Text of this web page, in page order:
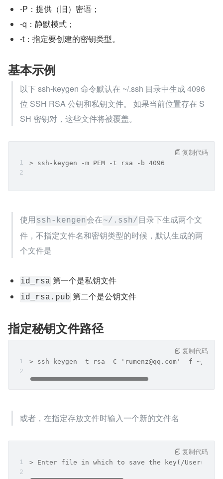
-P：提供（旧）密语；
-q：静默模式；
-t：指定要创建的密钥类型。
基本示例
以下 ssh-keygen 命令默认在 ~/.ssh 目录中生成 4096
位 SSH RSA 公钥和私钥文件。 如果当前位置存在 S
SH 密钥对，这些文件将被覆盖。
> ssh-keygen -m PEM -t rsa -b 4096
复制代码
使用ssh-kengen会在~/.ssh/ 目录下生成两个文
件，不指定文件名和密钥类型的时候，默认生成的两
个文件是
id_rsa 第一个是私钥文件
id_rsa.pub 第二个是公钥文件
指定秘钥文件路径
> ssh-keygen -t rsa -C 'rumenz@qq.com' -f ~/
复制代码
或者，在指定存放文件时输入一个新的文件名
> Enter file in which to save the key(/Users/
复制代码